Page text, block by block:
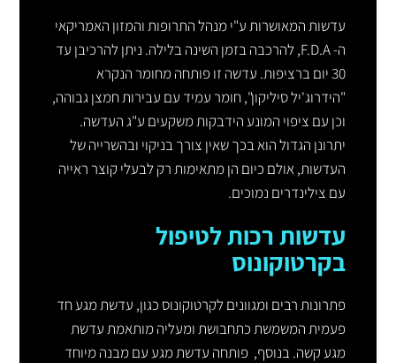
עדשות המאושרות ע"י מנהל התרופות והמזון האמריקאי
ה- F.D.A, להרכבה בזמן השינה בלילה. ניתן להרכיבן עד
30 יום ברציפות. עדשה זו פותחה מחומר הנקרא
"הידרוג'יל סיליקון", חומר עמיד עם עבירות חמצן גבוהה,
וכן עם ציפוי המונע הידבקות משקעים ע"ג העדשה.
יתרונן הגדול הוא בכך שאין צורך בניקוי ובהשרייה של
העדשות, אולם כיום הן מתאימות רק לבעלי קוצר ראייה
עם צילינדרים נמוכים.
עדשות רכות לטיפול
בקרטוקונוס
פתרונות רבים ומגוונים לקרטוקונוס כגון, עדשת מגע חד
פעמית המשמשת כתחבושת ומעליה מותאמת עדשת
מגע קשה. בנוסף, פותחה עדשת מגע עם מבנה מיוחד